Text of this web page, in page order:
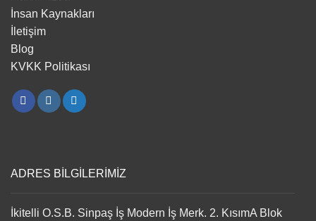
İnsan Kaynakları
İletişim
Blog
KVKK Politikası
ADRES BİLGİLERİMİZ
İkitelli O.S.B. Sinpaş İş Modern İş Merk. 2. KısımA Blok